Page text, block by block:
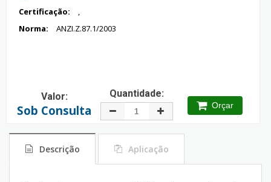
Certificação:
,
Norma:
ANZI.Z.87.1/2003
Valor:
Sob Consulta
Quantidade:
Orçar
Descrição Aplicação